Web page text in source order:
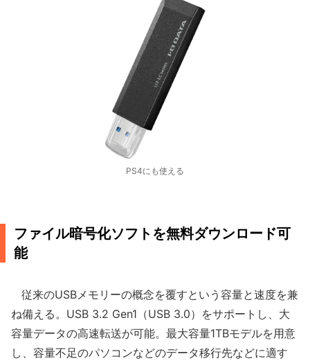
PS4にも使える
ファイル暗号化ソフトを無料ダウンロード可
能
従来のUSBメモリーの概念を覆すという容量と速度を兼
ね備える。USB 3.2 Gen1（USB 3.0）をサポートし、大
容量データの高速転送が可能。最大容量1TBモデルを用意
し、容量不足のパソコンなどのデータ移行先などに適す